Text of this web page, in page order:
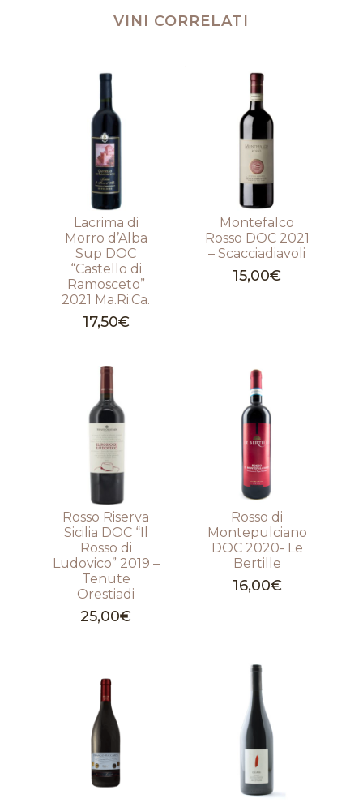
VINI CORRELATI
Lacrima di
Morro d’Alba
Sup DOC
“Castello di
Ramosceto”
2021 Ma.Ri.Ca.
17,50€
Montefalco
Rosso DOC 2021
– Scacciadiavoli
15,00€
Rosso Riserva
Sicilia DOC “Il
Rosso di
Ludovico” 2019 –
Tenute
Orestiadi
25,00€
Rosso di
Montepulciano
DOC 2020- Le
Bertille
16,00€